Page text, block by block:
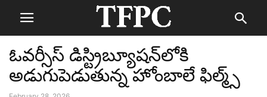
ఓవర్సీస్ డిస్ట్రిబ్యూషన్‌లోకి
అడుగుపెడుతున్న హోంబాలే ఫిల్మ్స్